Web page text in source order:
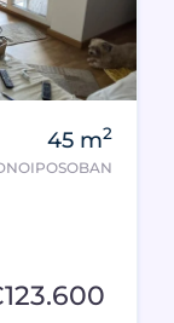
45 m2
123.600